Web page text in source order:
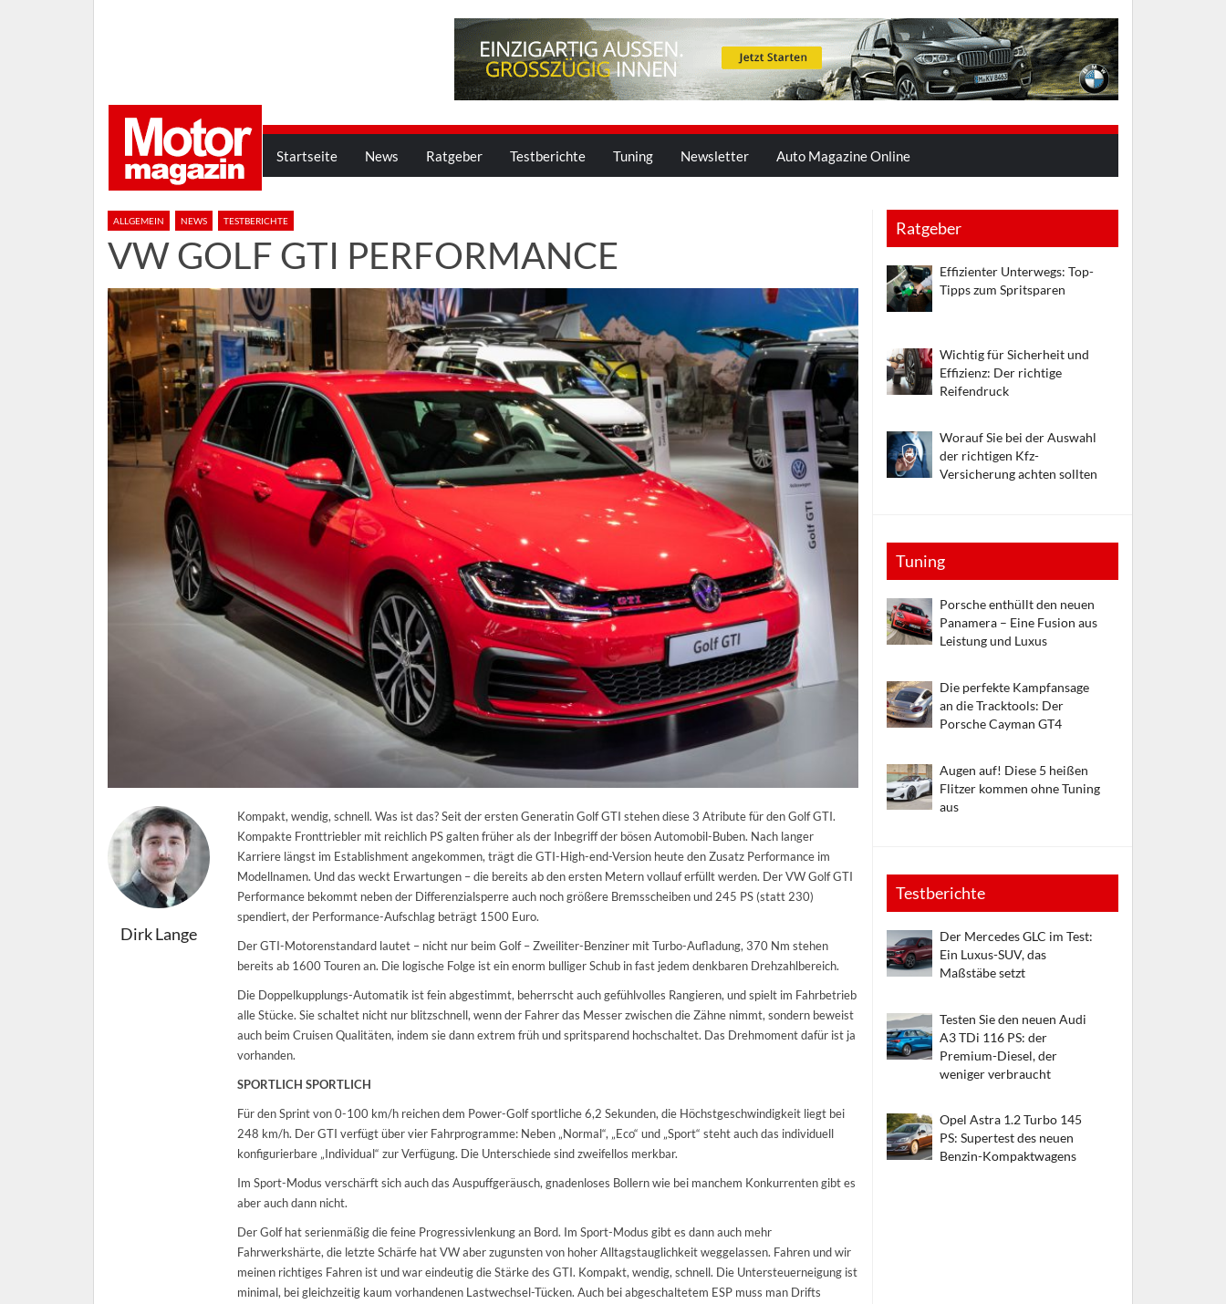
Startseite News Ratgeber Testberichte Tuning Newsletter Auto Magazine Online
ALLGEMEIN NEWS TESTBERICHTE
VW GOLF GTI PERFORMANCE
Dirk Lange
Kompakt, wendig, schnell. Was ist das? Seit der ersten Generatin Golf GTI stehen diese 3 Atribute für den Golf GTI.
Kompakte Fronttriebler mit reichlich PS galten früher als der Inbegriff der bösen Automobil-Buben. Nach langer
Karriere längst im Establishment angekommen, trägt die GTI-High-end-Version heute den Zusatz Performance im
Modellnamen. Und das weckt Erwartungen – die bereits ab den ersten Metern vollauf erfüllt werden. Der VW Golf GTI
Performance bekommt neben der Differenzialsperre auch noch größere Bremsscheiben und 245 PS (statt 230)
spendiert, der Performance-Aufschlag beträgt 1500 Euro.
Der GTI-Motorenstandard lautet – nicht nur beim Golf – Zweiliter-Benziner mit Turbo-Aufladung, 370 Nm stehen
bereits ab 1600 Touren an. Die logische Folge ist ein enorm bulliger Schub in fast jedem denkbaren Drehzahlbereich.
Die Doppelkupplungs-Automatik ist fein abgestimmt, beherrscht auch gefühlvolles Rangieren, und spielt im Fahrbetrieb
alle Stücke. Sie schaltet nicht nur blitzschnell, wenn der Fahrer das Messer zwischen die Zähne nimmt, sondern beweist
auch beim Cruisen Qualitäten, indem sie dann extrem früh und spritsparend hochschaltet. Das Drehmoment dafür ist ja
vorhanden.
SPORTLICH SPORTLICH
Für den Sprint von 0-100 km/h reichen dem Power-Golf sportliche 6,2 Sekunden, die Höchstgeschwindigkeit liegt bei
248 km/h. Der GTI verfügt über vier Fahrprogramme: Neben „Normal“, „Eco“ und „Sport“ steht auch das individuell
konfigurierbare „Individual“ zur Verfügung. Die Unterschiede sind zweifellos merkbar.
Im Sport-Modus verschärft sich auch das Auspuffgeräusch, gnadenloses Bollern wie bei manchem Konkurrenten gibt es
aber auch dann nicht.
Der Golf hat serienmäßig die feine Progressivlenkung an Bord. Im Sport-Modus gibt es dann auch mehr
Fahrwerkshärte, die letzte Schärfe hat VW aber zugunsten von hoher Alltagstauglichkeit weggelassen. Fahren und wir
meinen richtiges Fahren ist und war eindeutig die Stärke des GTI. Kompakt, wendig, schnell. Die Untersteuerneigung ist
minimal, bei gleichzeitig kaum vorhandenen Lastwechsel-Tücken. Auch bei abgeschaltetem ESP muss man Drifts
Ratgeber
Effizienter Unterwegs: Top-
Tipps zum Spritsparen
Wichtig für Sicherheit und
Effizienz: Der richtige
Reifendruck
Worauf Sie bei der Auswahl
der richtigen Kfz-
Versicherung achten sollten
Tuning
Porsche enthüllt den neuen
Panamera – Eine Fusion aus
Leistung und Luxus
Die perfekte Kampfansage
an die Tracktools: Der
Porsche Cayman GT4
Augen auf! Diese 5 heißen
Flitzer kommen ohne Tuning
aus
Testberichte
Der Mercedes GLC im Test:
Ein Luxus-SUV, das
Maßstäbe setzt
Testen Sie den neuen Audi
A3 TDi 116 PS: der
Premium-Diesel, der
weniger verbraucht
Opel Astra 1.2 Turbo 145
PS: Supertest des neuen
Benzin-Kompaktwagens